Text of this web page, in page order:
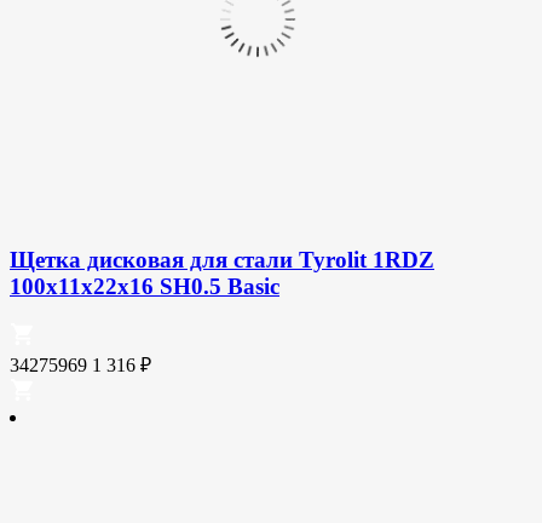
Щетка дисковая для стали Tyrolit 1RDZ
100х11х22х16 SH0.5 Basic
34275969 1 316 ₽